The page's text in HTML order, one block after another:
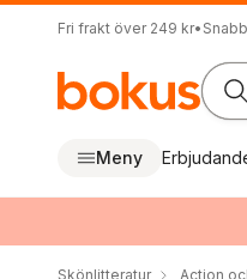
Fri frakt över 249 kr•
Meny
Skönlitteratur Action